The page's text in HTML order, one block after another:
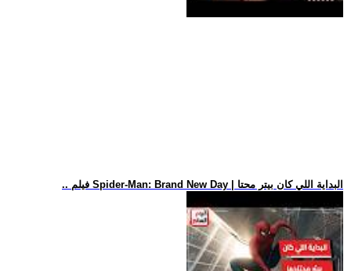
.. فيلم Spider-Man: Brand New Day | البداية اللي كان بيتر محتا